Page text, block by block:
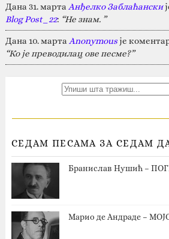
Дана 31. марта Анђелко Заблаћански
Blog Post_22: “Не знам. ”
Дана 10. марта Anonymousје
“Ко је преводилац ове песме?”
СЕДАМ ПЕСАМА ЗА СЕДАМ
Бранислав Нушић –
Марио де Андраде –